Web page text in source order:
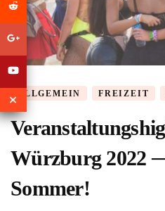
ALLGEMEIN FREIZEIT
Würzburg 2022
Sommer!